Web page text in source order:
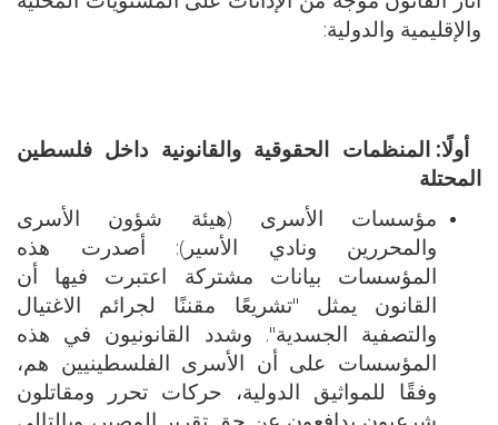
والإقليمية والدولية:
أولًا: المنظمات الحقوقية والقانونية داخل فلسطين
المحتلة
مؤسسات الأسرى (هيئة شؤون الأسرى
والمحررين ونادي الأسير): أصدرت هذه
المؤسسات بيانات مشتركة اعتبرت فيها أن
القانون يمثل "تشريعًا مقننًا لجرائم الاغتيال
والتصفية الجسدية". وشدد القانونيون في هذه
المؤسسات على أن الأسرى الفلسطينيين هم،
وفقًا للمواثيق الدولية، حركات تحرر ومقاتلون